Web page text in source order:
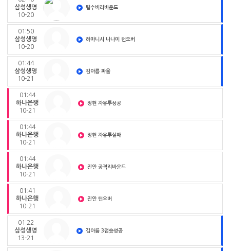
삼성생명
10-20
팀수비리바운드
01:50
삼성생명
10-20
하마니시 나나미 턴오버
01:44
삼성생명
10-21
김아름 파울
01:44
하나은행
10-21
정현 자유투성공
01:44
하나은행
10-21
정현 자유투실패
01:44
하나은행
10-21
진안 공격리바운드
01:41
하나은행
10-21
진안 턴오버
01:22
삼성생명
13-21
김아름 3점슛성공